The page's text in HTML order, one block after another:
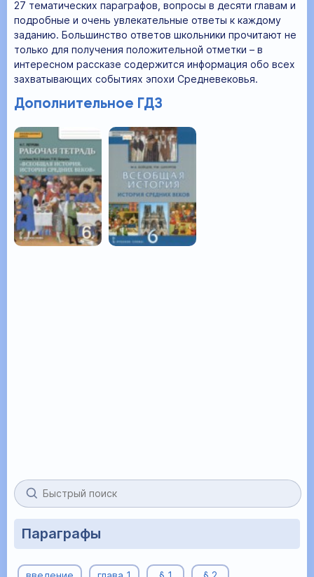
27 тематических параграфов, вопросы в десяти главам и
подробные и очень увлекательные ответы к каждому
заданию. Большинство ответов школьники прочитают не
только для получения положительной отметки – в
интересном рассказе содержится информация обо всех
захватывающих событиях эпохи Средневековья.
Дополнительное ГДЗ
Параграфы